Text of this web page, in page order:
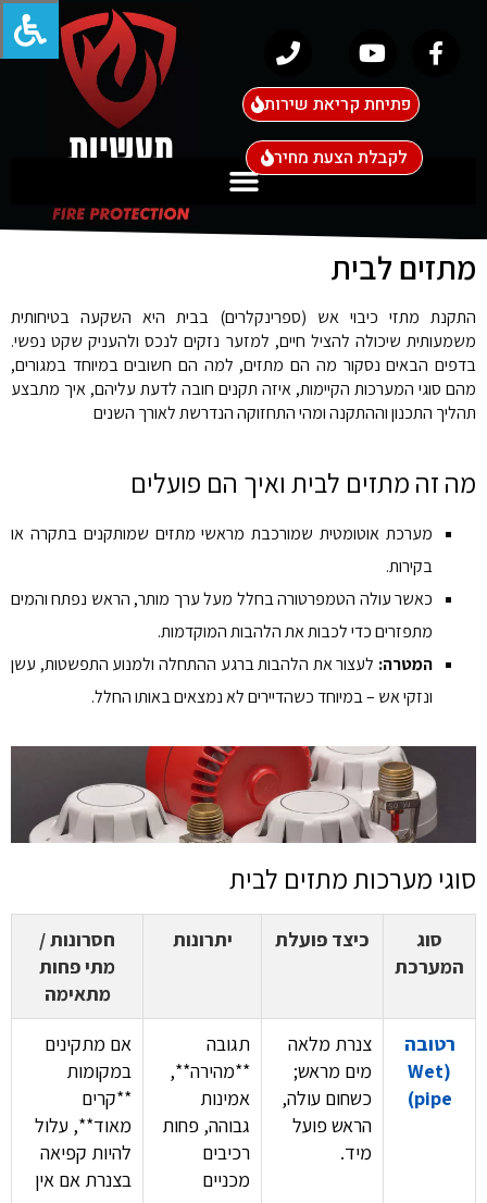
פתיחת קריאת שירות
לקבלת הצעת מחיר
מתזים לבית
התקנת מתזי כיבוי אש (ספרינקלרים) בבית היא השקעה בטיחותית
משמעותית שיכולה להציל חיים, למזער נזקים לנכס ולהעניק שקט נפשי.
בדפים הבאים נסקור מה הם מתזים, למה הם חשובים במיוחד במגורים,
מהם סוגי המערכות הקיימות, איזה תקנים חובה לדעת עליהם, איך מתבצע
תהליך התכנון וההתקנה ומהי התחזוקה הנדרשת לאורך השנים
מה זה מתזים לבית ואיך הם פועלים
מערכת אוטומטית שמורכבת מראשי מתזים שמותקנים בתקרה או
בקירות.
כאשר עולה הטמפרטורה בחלל מעל ערך מותר, הראש נפתח והמים
מתפזרים כדי לכבות את הלהבות המוקדמות.
המטרה: לעצור את הלהבות ברגע ההתחלה ולמנוע התפשטות, עשן
ונזקי אש – במיוחד כשהדיירים לא נמצאים באותו החלל.
סוגי מערכות מתזים לבית
סוג
המערכת
כיצד פועלת יתרונות
חסרונות /
מתי פחות
מתאימה
רטובה
(Wet
pipe)
צנרת מלאה
מים מראש;
כשחום עולה,
הראש פועל
מיד.
תגובה
**מהירה**,
אמינות
גבוהה, פחות
רכיבים
מכניים
אם מתקינים
במקומות
**קרים
מאוד**, עלול
להיות קפיאה
בצנרת אם אין